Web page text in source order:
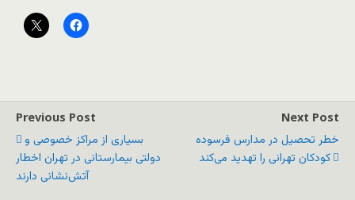
Previous Post
بسیاری از مراکز خصوصی و
دولتی بیمارستانی در تهران اخطار
آتش‌نشانی دارند
Next Post
خطر تحصیل در مدارس فرسوده
کودکان تهرانی را تهدید می‌کند